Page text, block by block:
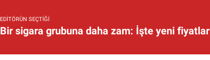
EDITÖRÜN SEÇTIĞI
Bir sigara grubuna daha zam: İşte yeni fiyatlar